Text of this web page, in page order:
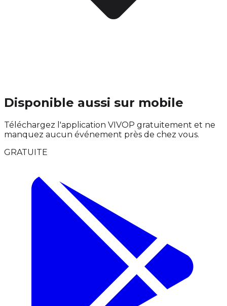
Disponible aussi sur mobile
Téléchargez l'application VIVOP gratuitement et ne
manquez aucun événement près de chez vous.
GRATUITE